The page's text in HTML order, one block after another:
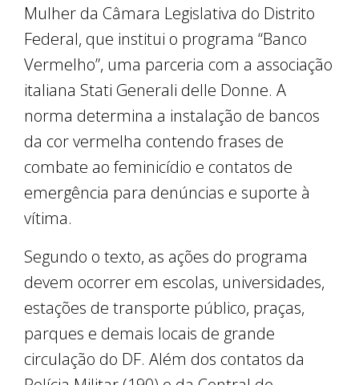
Mulher da Câmara Legislativa do Distrito
Federal, que institui o programa “Banco
Vermelho”, uma parceria com a associação
italiana Stati Generali delle Donne. A
norma determina a instalação de bancos
da cor vermelha contendo frases de
combate ao feminicídio e contatos de
emergência para denúncias e suporte à
vítima.
Segundo o texto, as ações do programa
devem ocorrer em escolas, universidades,
estações de transporte público, praças,
parques e demais locais de grande
circulação do DF. Além dos contatos da